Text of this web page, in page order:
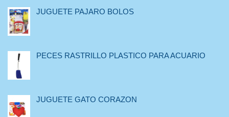
JUGUETE PAJARO BOLOS
PECES RASTRILLO PLASTICO PARA ACUARIO
JUGUETE GATO CORAZON